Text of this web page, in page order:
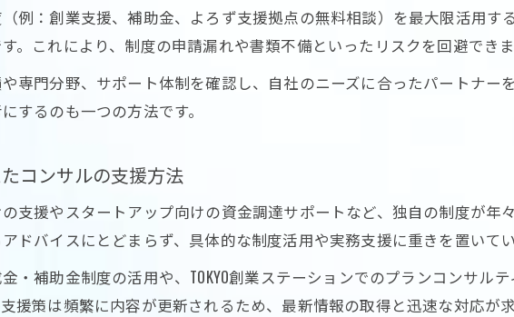
助成金や補助金を活かすコンサルの実務知識
東京都での助成金を最大限に活かすコンサル戦略
補助金活用に強いコンサルの実務サポート事例
コンサルが教える東京都の補助金最新情報
企業支援に役立つコンサルの補助金アドバイス
例：創業支援、補助金、よろず支援拠点の無料相談）を最大限活用
。これにより、制度の申請漏れや書類不備といったリスクを回避でき
専門分野、サポート体制を確認し、自社のニーズに合ったパートナー
するのも一つの方法です。
コンサルの支援方法
支援やスタートアップ向けの資金調達サポートなど、独自の制度が年
ドバイスにとどまらず、具体的な制度活用や実務支援に重きを置いて
・補助金制度の活用や、TOKYO創業ステーションでのプランコンサル
援策は頻繁に内容が更新されるため、最新情報の取得と迅速な対応が